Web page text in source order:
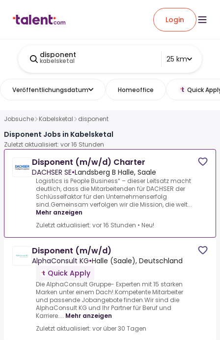
Login
disponent
kabelsketal 25 km
Veröffentlichungsdatum Homeoffice Quick
Jobsuche Kabelsketal disponent
Disponent Jobs in Kabelsketal
Zuletzt aktualisiert: vor 16 Stunden
Disponent (m/w/d) Charter
DACHSER SE•Landsberg B Halle, Saale
Logistics is People Business“ – dieser Leitsatz macht
deutlich, dass die Mitarbeitenden für DACHSER der
Schlüsselfaktor für den Unternehmenserfolg
sind.Gemeinsam verfolgen wir die Mission, die welt...
Mehr anzeigen
Zuletzt aktualisiert: vor 16 Stunden • Neu!
Disponent (m/w/d)
AlphaConsult KG•Halle (Saale), Deutschland
Quick Apply
Die AlphaConsult Gruppe- Experten mit 15 starken
Marken unter einem Dach!.Kompetente Mitarbeiter
und passende Jobangebote finden.Wir sind die
AlphaConsult KG und Ihr Partner für Beruf und
Karriere.... Mehr anzeigen
Zuletzt aktualisiert: vor über 30 Tagen